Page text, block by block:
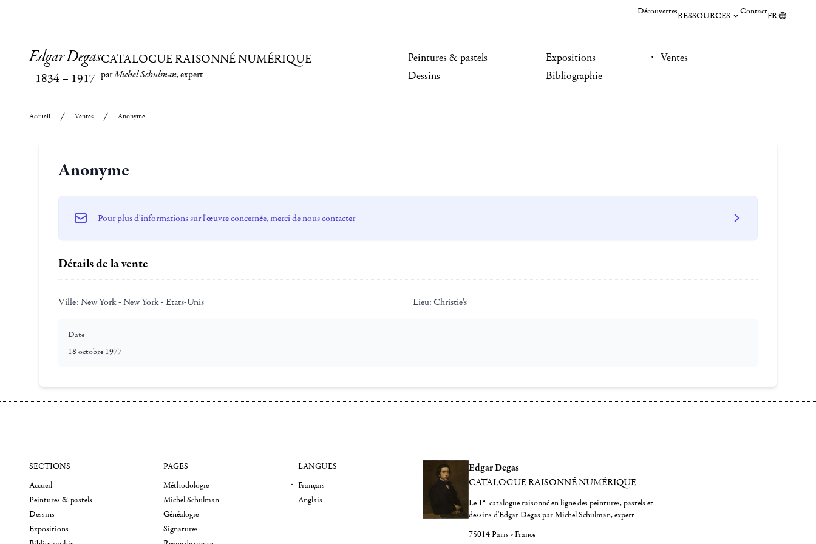
DécouvertesRESSOURCES ContactFR
Edgar Degas
1834– 1917
CATALOGUE RAISONNÉ NUMÉRIQUE
parMichel Schulman, expert
Peintures & pastels
Dessins
Expositions
Bibliographie
Ventes
Accueil Ventes Anonyme
Anonyme
Pour plus d'informations sur l'œuvre concernée, merci de nous contacter
Détails de la vente
Ville: New York - New York - Etats-Unis Lieu: Christie's
Date
18 octobre 1977
Edgar Degas
CATALOGUE RAISONNÉ NUMÉRIQUE
Le 1er catalogue raisonné en ligne des peintures, pastels et
dessins d'Edgar Degas par Michel Schulman, expert
75014 Paris - France
SECTIONS
Accueil
Peintures & pastels
Dessins
Expositions
PAGES
Méthodologie
Michel Schulman
Généalogie
Signatures
LANGUES
Français
Anglais